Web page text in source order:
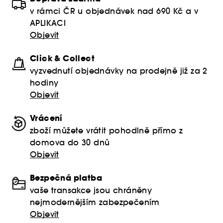
v rámci ČR u objednávek nad 690 Kč a v
APLIKACI
Objevit
Click & Collect
vyzvednutí objednávky na prodejně již za 2
hodiny
Objevit
Vrácení
zboží můžete vrátit pohodlně přímo z
domova do 30 dnů
Objevit
Bezpečná platba
vaše transakce jsou chráněny
nejmodernějším zabezpečením
Objevit